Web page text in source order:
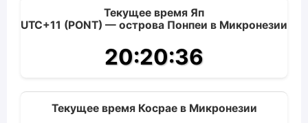
Текущее время Яп
UTC+11 (PONT) — острова Понпеи в Микронезии
20:20:37
Текущее время Косрае в Микронезии